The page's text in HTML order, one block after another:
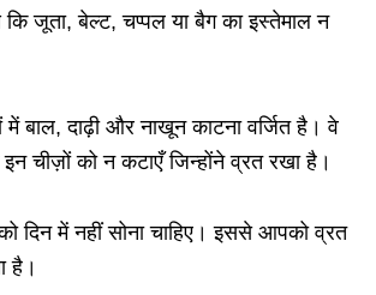
जूता, बेल्ट, चप्पल या बैग का इस्तेमाल न
में बाल, दाढ़ी और नाखून काटना वर्जित है। वे
चीज़ों को न कटाएँ जिन्होंने व्रत रखा है।
दिन में नहीं सोना चाहिए। इससे आपको व्रत
है।